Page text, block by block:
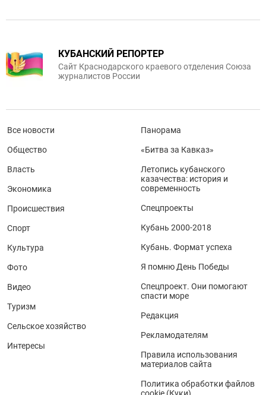
КУБАНСКИЙ РЕПОРТЕР
Сайт Краснодарского краевого отделения Союза
журналистов России
Все новости
Общество
Власть
Экономика
Происшествия
Спорт
Культура
Фото
Видео
Туризм
Сельское хозяйство
Интересы
Панорама
«Битва за Кавказ»
Летопись кубанского
казачества: история и
современность
Спецпроекты
Кубань 2000-2018
Кубань. Формат успеха
Я помню День Победы
Спецпроект. Они помогают
спасти море
Редакция
Рекламодателям
Правила использования
материалов сайта
Политика обработки файлов